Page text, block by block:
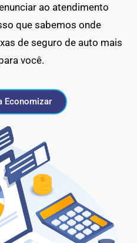
ao atendimento
que sabemos onde
de seguro de auto mais
você.
Economizar